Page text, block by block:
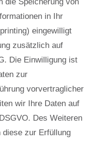
in Ihr
eingewilligt
zusätzlich auf
Die Einwilligung ist
zur
vorvertraglicher
wir Ihre Daten auf
Des Weiteren
zur Erfüllung